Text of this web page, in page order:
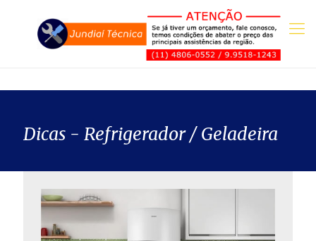
Dicas - Refrigerador / Geladeira